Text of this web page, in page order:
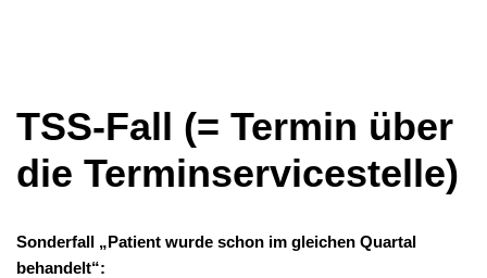
TSS-Fall (= Termin über
die Terminservicestelle)
Sonderfall „Patient wurde schon im gleichen Quartal
behandelt“: